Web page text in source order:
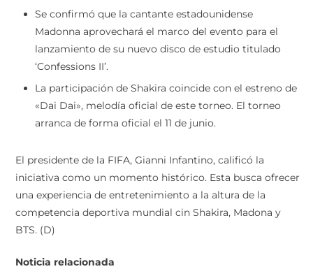
Se confirmó que la cantante estadounidense
Madonna aprovechará el marco del evento para el
lanzamiento de su nuevo disco de estudio titulado
‘Confessions II’.
La participación de Shakira coincide con el estreno de
«Dai Dai», melodía oficial de este torneo. El torneo
arranca de forma oficial el 11 de junio.
El presidente de la FIFA, Gianni Infantino, calificó la
iniciativa como un momento histórico. Esta busca ofrecer
una experiencia de entretenimiento a la altura de la
competencia deportiva mundial cin Shakira, Madona y
BTS. (D)
Noticia relacionada